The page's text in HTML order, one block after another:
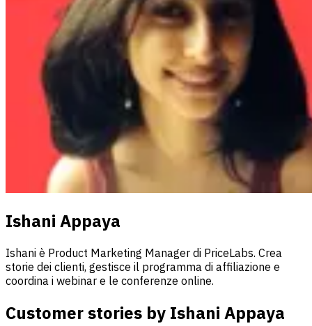
Ishani Appaya
Ishani è Product Marketing Manager di PriceLabs. Crea
storie dei clienti, gestisce il programma di affiliazione e
coordina i webinar e le conferenze online.
Customer stories by Ishani Appaya